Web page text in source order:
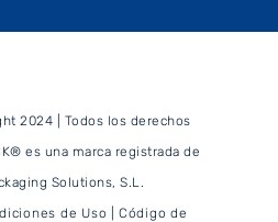
2024 | Todos los derechos
es una marca registrada de
Solutions, S.L.
de Uso
Código de